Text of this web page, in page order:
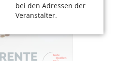
bei den Adressen der
Veranstalter.